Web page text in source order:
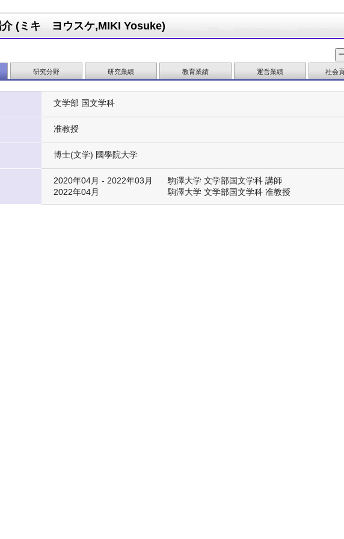
(ミキ ヨウスケ,MIKI Yosuke)
研究分野 研究業績 教育業績 運営業績 社会
文学部 国文学科
准教授
博士(文学) 國學院大学
2020年04月 - 2022年03月
駒澤大学 文学部国文学科 講師
2022年04月
駒澤大学 文学部国文学科 准教授